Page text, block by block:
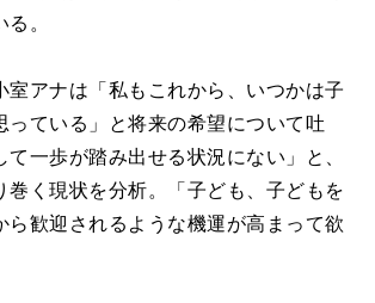
。
アナは「私もこれから、いつかは子
っている」と将来の希望について吐
一歩が踏み出せる状況にない」と、
巻く現状を分析。「子ども、子どもを
ら歓迎されるような機運が高まって欲